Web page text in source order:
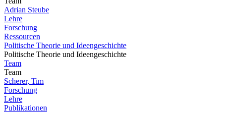
Adrian Steube
Lehre
Forschung
Ressourcen
Politische Theorie und Ideengeschichte
Politische Theorie und Ideengeschichte
Team
Team
Scherer, Tim
Forschung
Lehre
Publikationen